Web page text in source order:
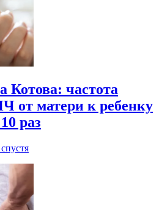
Котова: частота
от матери к ребенку
раз